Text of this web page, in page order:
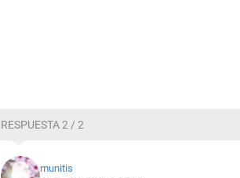
RESPUESTA 2 / 2
munitis